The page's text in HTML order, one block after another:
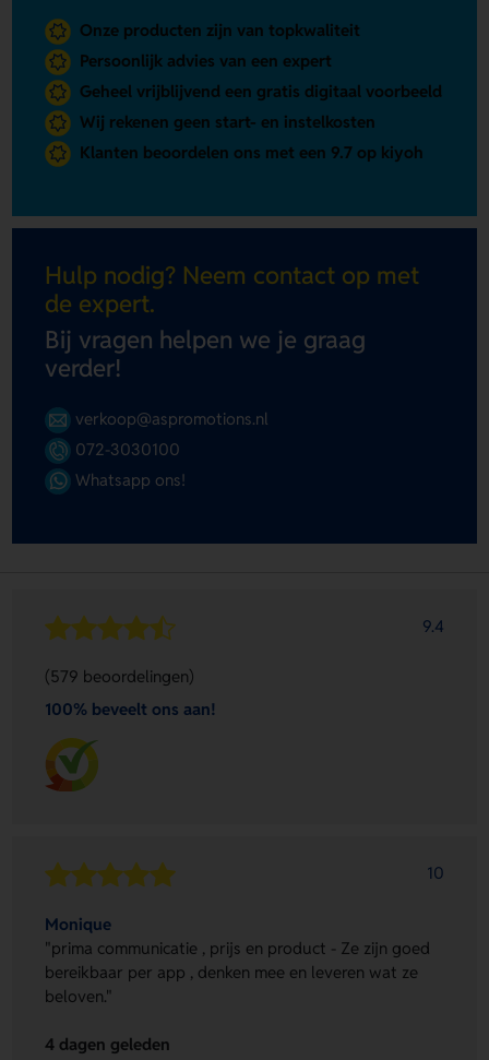
Onze producten zijn van topkwaliteit
Persoonlijk advies van een expert
Geheel vrijblijvend een gratis digitaal voorbeeld
Wij rekenen geen start- en instelkosten
Klanten beoordelen ons met een 9.7 op kiyoh
Hulp nodig? Neem contact op met
de expert.
Bij vragen helpen we je graag
verder!
verkoop@aspromotions.nl
072-3030100
Whatsapp ons!
9.4
(579 beoordelingen)
100% beveelt ons aan!
10
Monique
"prima communicatie , prijs en product - Ze zijn goed
bereikbaar per app , denken mee en leveren wat ze
beloven."
4 dagen geleden